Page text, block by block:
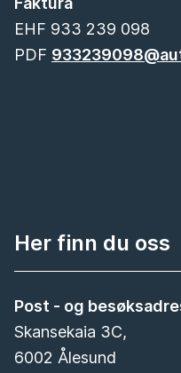
EHF 933 239 098
PDF
Her finn du oss
Post - og
Skansekaia 3C,
6002 Ålesund